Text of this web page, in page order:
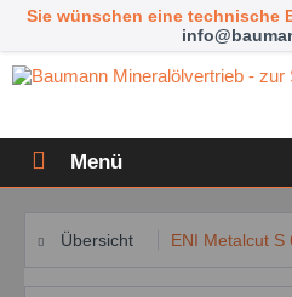
Sie wünschen eine technische
Menü
Übersicht ENI Metalcut S